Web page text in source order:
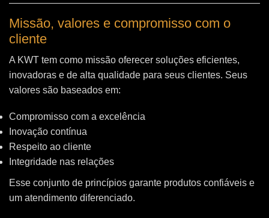
Missão, valores e compromisso com o
cliente
A KWT tem como missão oferecer soluções eficientes,
inovadoras e de alta qualidade para seus clientes. Seus
valores são baseados em:
Compromisso com a excelência
Inovação contínua
Respeito ao cliente
Integridade nas relações
Esse conjunto de princípios garante produtos confiáveis e
um atendimento diferenciado.